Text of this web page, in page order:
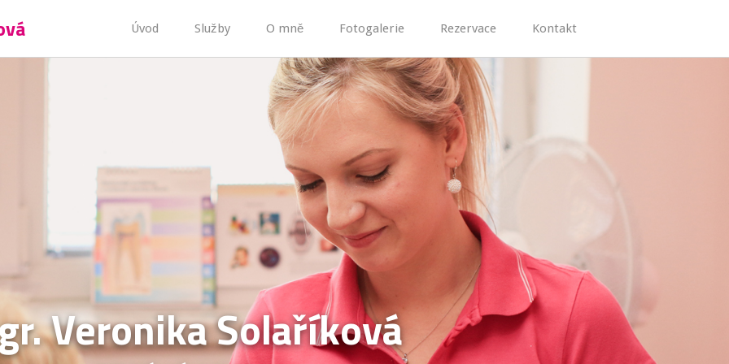
Úvod Služby O mně Fotogalerie Rezervace Kontakt
Veronika Solaříková